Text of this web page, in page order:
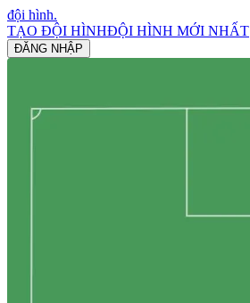
đội hình.
TẠO ĐỘI HÌNHĐỘI HÌNH MỚI NHẤT
ĐĂNG NHẬP